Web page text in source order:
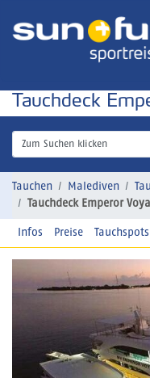
Tauchdeck
Zum Suchen klicken
Tauchen Malediven
Tauchdeck Emperor
Infos Preise Tauchspots